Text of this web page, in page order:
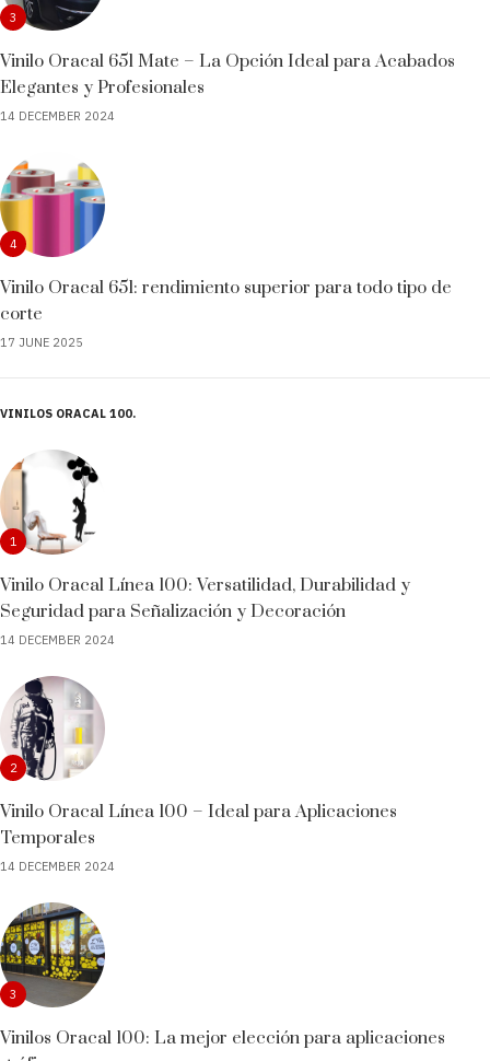
3
Vinilo Oracal 651 Mate – La Opción Ideal para Acabados
Elegantes y Profesionales
14 DECEMBER 2024
4
Vinilo Oracal 651: rendimiento superior para todo tipo de
corte
17 JUNE 2025
VINILOS ORACAL 100
1
Vinilo Oracal Línea 100: Versatilidad, Durabilidad y
Seguridad para Señalización y Decoración
14 DECEMBER 2024
2
Vinilo Oracal Línea 100 – Ideal para Aplicaciones
Temporales
14 DECEMBER 2024
3
Vinilos Oracal 100: La mejor elección para aplicaciones